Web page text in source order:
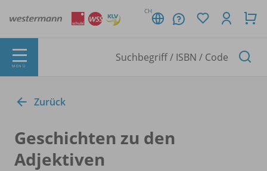
CH
MENÜ
Zurück
Geschichten zu den
Adjektiven